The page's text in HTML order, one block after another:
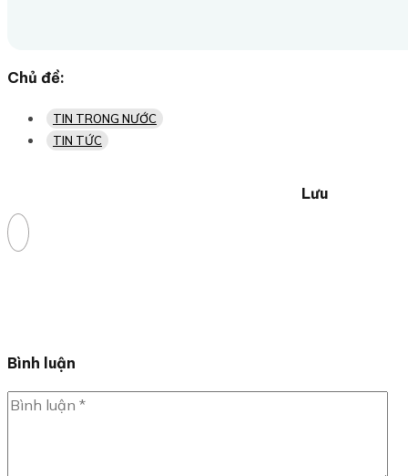
Chủ đề:
TIN TRONG NƯỚC
TIN TỨC
Lưu
Bình luận